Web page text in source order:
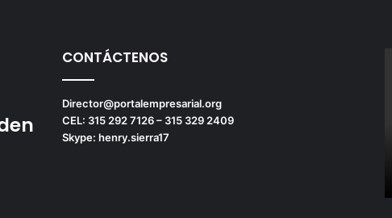
CONTÁCTENOS
Director@portalempresarial.org
CEL: 315 292 7126 – 315 329 2409
Skype: henry.sierra17